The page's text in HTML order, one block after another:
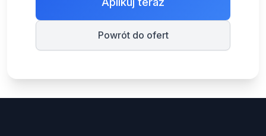
Powrót do ofert